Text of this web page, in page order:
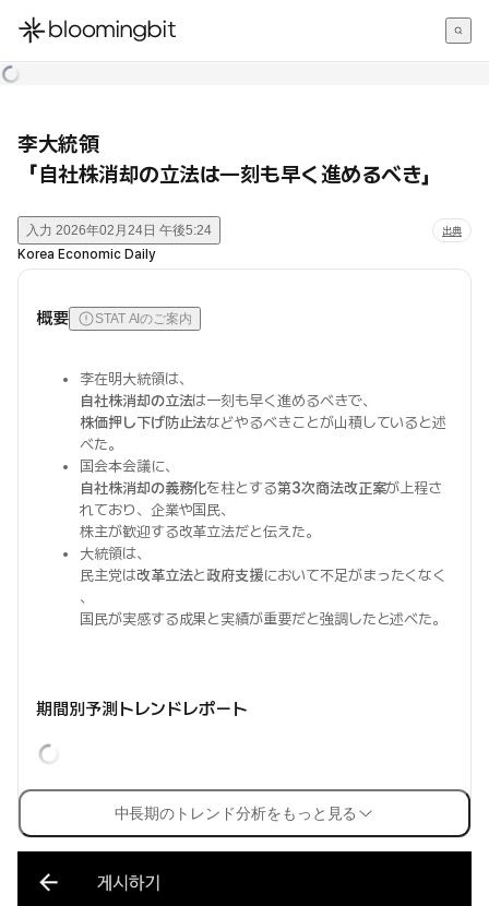
한국어
李大統領
「自社株消却の立法は一刻も早く進めるべき」
入力 2026年02月24日 午後5:24 出典
Korea Economic Daily
概要 STAT AIのご案内
李在明大統領は、
自社株消却の立法は一刻も早く進めるべきで、
株価押し下げ防止法などやるべきことが山積していると述
べた。
国会本会議に、
自社株消却の義務化を柱とする第3次商法改正案が上程さ
れており、企業や国民、
株主が歓迎する改革立法だと伝えた。
大統領は、
民主党は改革立法と政府支援において不足がまったくなく
、
国民が実感する成果と実績が重要だと強調したと述べた。
期間別予測トレンドレポート
中長期のトレンド分析をもっと見る